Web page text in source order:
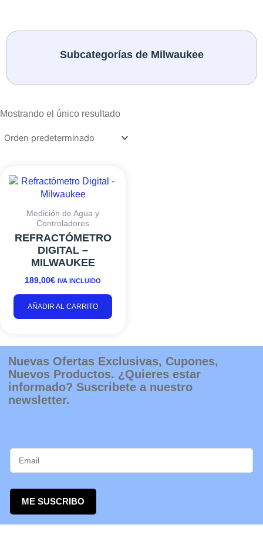
Subcategorías de Milwaukee
Mostrando el único resultado
Medición de Agua y
Controladores
REFRACTÓMETRO
DIGITAL –
MILWAUKEE
189,00€ IVA INCLUIDO
AÑADIR AL CARRITO
Nuevas Ofertas Exclusivas, Cupones,
Nuevos Productos. ¿Quieres estar
informado? Suscribete a nuestro
newsletter.
ME SUSCRIBO